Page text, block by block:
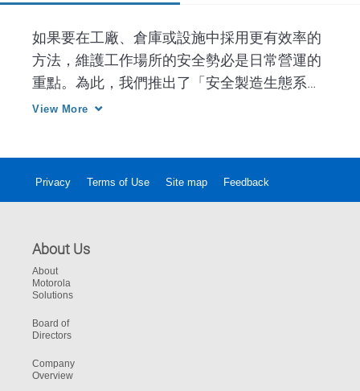
如果要在工廠、倉庫或設施中採用更有效率的
方法，維護工作場所的安全勢必是日常營運的
重點。為此，我們推出了「安全製造生態系
統」，整合了語音、軟體、影像與服務，協助
View More
Privacy Terms of Use Site map Feedback
About Us
About
Motorola
Solutions
Board of
Directors
Company
Overview